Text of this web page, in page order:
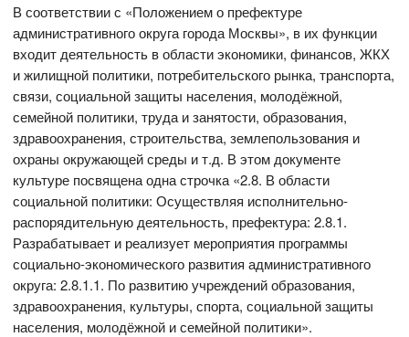
В соответствии с «Положением о префектуре
административного округа города Москвы», в их функции
входит деятельность в области экономики, финансов, ЖКХ
и жилищной политики, потребительского рынка, транспорта,
связи, социальной защиты населения, молодёжной,
семейной политики, труда и занятости, образования,
здравоохранения, строительства, землепользования и
охраны окружающей среды и т.д. В этом документе
культуре посвящена одна строчка «2.8. В области
социальной политики: Осуществляя исполнительно-
распорядительную деятельность, префектура: 2.8.1.
Разрабатывает и реализует мероприятия программы
социально-экономического развития административного
округа: 2.8.1.1. По развитию учреждений образования,
здравоохранения, культуры, спорта, социальной защиты
населения, молодёжной и семейной политики».